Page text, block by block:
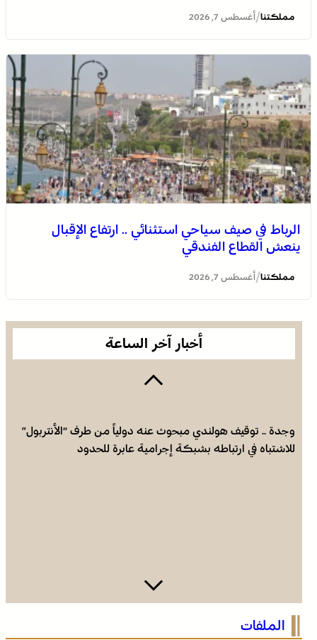
مملكتنا/ أغسطس 7, 2026
الرباط في صيف سياحي استثنائي .. ارتفاع الإقبال
ينعش القطاع الفندقي
مملكتنا/ أغسطس 7, 2026
أخبار آخر الساعة
التفاصيل الكاملة لاقتحام ولي العهد مياه سبتة المحتلة على
لسان الهدهد !
العثور على جثة مقطعة الأطراف داخل عشة بمنطقة منابع
وجدة .. توقيف هولندي مبحوث عنه دولياً من طرف “الأنتربول”
للاشتباه في ارتباطه بشبكة إجرامية عابرة للحدود
الرباط في صيف سياحي استثنائي .. ارتفاع الإقبال ينعش القطاع
الفندقي
الملفات